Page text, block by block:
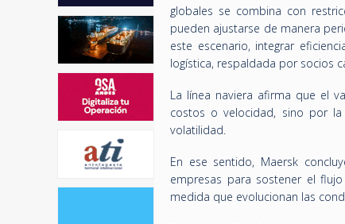
globales se combina con
pueden ajustarse de manera
este escenario, integrar
logística, respaldada por socios
La línea naviera afirma que el
costos o velocidad, sino por
volatilidad.
En ese sentido, Maersk
empresas para sostener el
medida que evolucionan las